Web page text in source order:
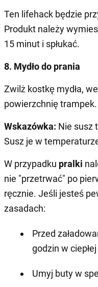
Ten lifehack będzie
Produkt należy
15 minut i spłukać.
8. Mydło do prania
Zwilż kostkę mydła,
powierzchnię trampek.
Wskazówka: Nie susz
Susz je w
W przypadku pralki
nie "przetrwać" po
ręcznie. Jeśli jesteś
zasadach:
Przed
godzin w
Umyj buty w